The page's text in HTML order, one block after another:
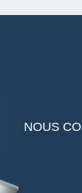
NOUS